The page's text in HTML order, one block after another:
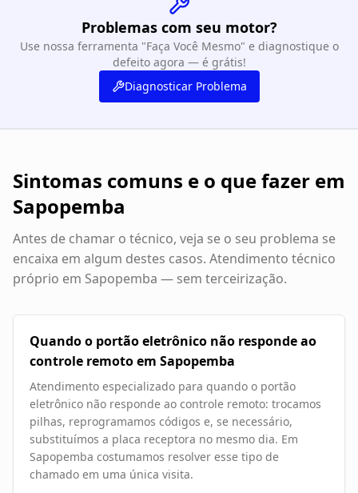
Problemas com seu motor?
Use nossa ferramenta "Faça Você Mesmo" e diagnostique o
defeito agora — é grátis!
Diagnosticar Problema
Sintomas comuns e o que fazer em
Sapopemba
Antes de chamar o técnico, veja se o seu problema se
encaixa em algum destes casos. Atendimento técnico
próprio em Sapopemba — sem terceirização.
Quando o portão eletrônico não responde ao
controle remoto em Sapopemba
Atendimento especializado para quando o portão
eletrônico não responde ao controle remoto: trocamos
pilhas, reprogramamos códigos e, se necessário,
substituímos a placa receptora no mesmo dia. Em
Sapopemba costumamos resolver esse tipo de
chamado em uma única visita.